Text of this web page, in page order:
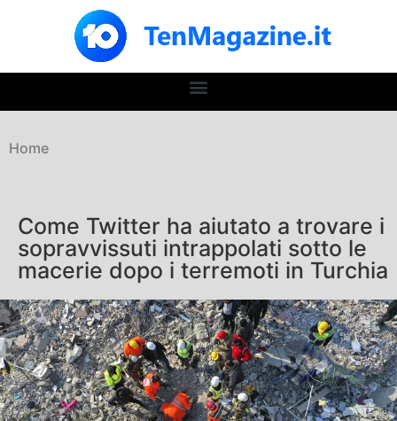
Home
Come Twitter ha aiutato a trovare i
sopravvissuti intrappolati sotto le
macerie dopo i terremoti in Turchia